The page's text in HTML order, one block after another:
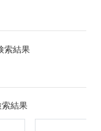
索結果
結果